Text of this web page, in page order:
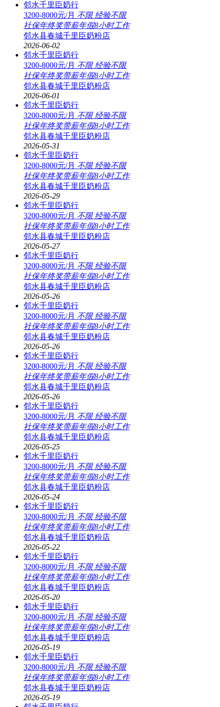
邻水千里臣奶行
3200-8000元/月 不限 经验不限
社保年终奖带薪年假8小时工作
邻水县春城千里臣奶粉店
2026-06-02
邻水千里臣奶行
3200-8000元/月 不限 经验不限
社保年终奖带薪年假8小时工作
邻水县春城千里臣奶粉店
2026-06-01
邻水千里臣奶行
3200-8000元/月 不限 经验不限
社保年终奖带薪年假8小时工作
邻水县春城千里臣奶粉店
2026-05-31
邻水千里臣奶行
3200-8000元/月 不限 经验不限
社保年终奖带薪年假8小时工作
邻水县春城千里臣奶粉店
2026-05-29
邻水千里臣奶行
3200-8000元/月 不限 经验不限
社保年终奖带薪年假8小时工作
邻水县春城千里臣奶粉店
2026-05-27
邻水千里臣奶行
3200-8000元/月 不限 经验不限
社保年终奖带薪年假8小时工作
邻水县春城千里臣奶粉店
2026-05-26
邻水千里臣奶行
3200-8000元/月 不限 经验不限
社保年终奖带薪年假8小时工作
邻水县春城千里臣奶粉店
2026-05-26
邻水千里臣奶行
3200-8000元/月 不限 经验不限
社保年终奖带薪年假8小时工作
邻水县春城千里臣奶粉店
2026-05-26
邻水千里臣奶行
3200-8000元/月 不限 经验不限
社保年终奖带薪年假8小时工作
邻水县春城千里臣奶粉店
2026-05-25
邻水千里臣奶行
3200-8000元/月 不限 经验不限
社保年终奖带薪年假8小时工作
邻水县春城千里臣奶粉店
2026-05-24
邻水千里臣奶行
3200-8000元/月 不限 经验不限
社保年终奖带薪年假8小时工作
邻水县春城千里臣奶粉店
2026-05-22
邻水千里臣奶行
3200-8000元/月 不限 经验不限
社保年终奖带薪年假8小时工作
邻水县春城千里臣奶粉店
2026-05-20
邻水千里臣奶行
3200-8000元/月 不限 经验不限
社保年终奖带薪年假8小时工作
邻水县春城千里臣奶粉店
2026-05-19
邻水千里臣奶行
3200-8000元/月 不限 经验不限
社保年终奖带薪年假8小时工作
邻水县春城千里臣奶粉店
2026-05-19